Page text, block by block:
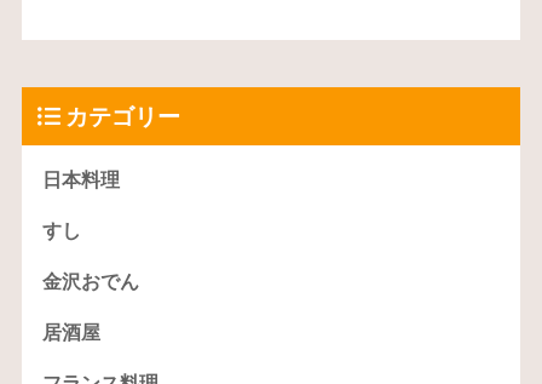
カテゴリー
日本料理
すし
金沢おでん
居酒屋